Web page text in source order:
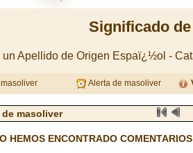
Significado
un Apellido de Origen Espaï¿½ol -
Alerta de masoliver
masoliver
HEMOS ENCONTRADO